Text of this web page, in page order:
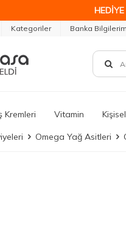
Kategoriler Banka
Kremleri Vitamin
Omega Yağ Asitleri